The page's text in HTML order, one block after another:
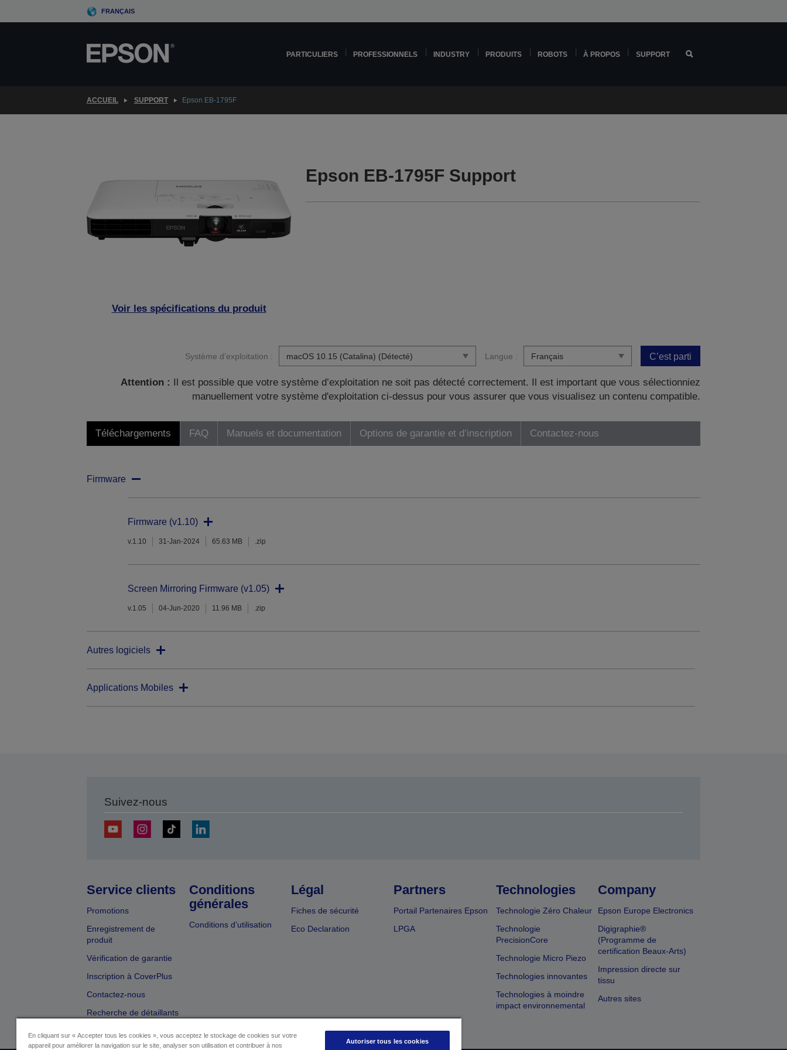
to
FRANÇAIS
PARTICULIERS PROFESSIONNELS INDUSTRY PRODUITS ROBOTS À PROPOS SUPPORT
ACCUEIL SUPPORT Epson EB-1795F
Voir les spécifications du produit
Epson EB-1795F Support
Système d’exploitation : Langue : C’est parti
Attention :
Il est possible que votre système d’exploitation ne soit pas détecté correctement. Il est important que vous sélectionniez
manuellement votre système d'exploitation ci-dessus pour vous assurer que vous visualisez un contenu compatible.
Téléchargements FAQ Manuels et documentation Options de garantie et d’inscription Contactez-nous
Firmware
Firmware (v1.10)
v.1.10 31-Jan-2024 65.63 MB .zip
Screen Mirroring Firmware (v1.05)
v.1.05 04-Jun-2020 11.96 MB .zip
Autres logiciels
Applications Mobiles
Suivez-nous
Service clients
Promotions
Enregistrement de
produit
Vérification de garantie
Inscription à CoverPlus
Contactez-nous
Recherche de détaillants
Conditions
générales
Conditions d’utilisation
Légal
Fiches de sécurité
Eco Declaration
Partners
Portail Partenaires Epson
LPGA
Technologies
Technologie Zéro Chaleur
Technologie
PrecisionCore
Technologie Micro Piezo
Technologies innovantes
Technologies à moindre
impact environnemental
Company
Epson Europe Electronics
Digigraphie®
(Programme de
certification Beaux-Arts)
Impression directe sur
tissu
Autres sites
En cliquant sur « Accepter tous les cookies », vous acceptez le stockage de cookies sur votre
appareil pour améliorer la navigation sur le site, analyser son utilisation et contribuer à nos
Autoriser tous les cookies